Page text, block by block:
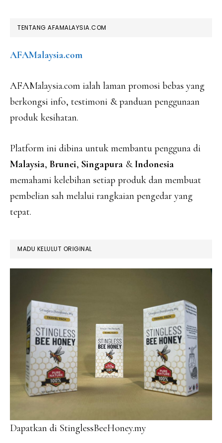
TENTANG AFAMALAYSIA.COM
AFAMalaysia.com
AFAMalaysia.com ialah laman promosi bebas yang
berkongsi info, testimoni & panduan penggunaan
produk kesihatan.
Platform ini dibina untuk membantu pengguna di
Malaysia, Brunei, Singapura &Indonesia
memahami kelebihan setiap produk dan membuat
pembelian sah melalui rangkaian pengedar yang
tepat.
MADU KELULUT ORIGINAL
Dapatkan di StinglessBeeHoney.my